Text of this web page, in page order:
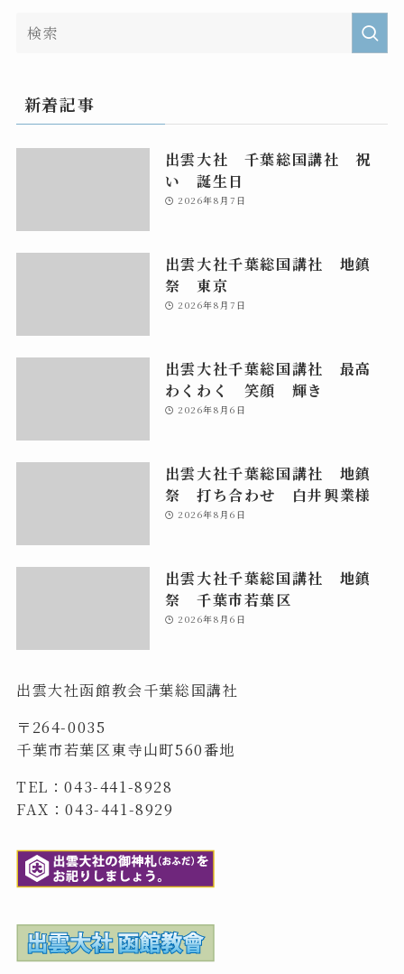
新着記事
出雲大社 千葉総国講社 祝
い 誕生日
2026年8月7日
出雲大社千葉総国講社 地鎮
祭 東京
2026年8月7日
出雲大社千葉総国講社 最高
わくわく 笑顔 輝き
2026年8月6日
出雲大社千葉総国講社 地鎮
祭 打ち合わせ 白井興業様
2026年8月6日
出雲大社千葉総国講社 地鎮
祭 千葉市若葉区
2026年8月6日
出雲大社函館教会千葉総国講社
〒264-0035
千葉市若葉区東寺山町560番地
TEL：043-441-8928
FAX：043-441-8929